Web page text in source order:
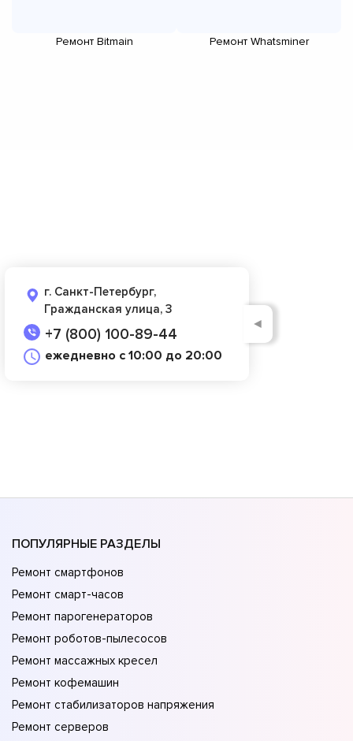
Ремонт Bitmain Ремонт Whatsminer
г. Санкт-Петербург,
Гражданская улица, 3
+7 (800) 100-89-44
ежедневно с 10:00 до 20:00
◄
ПОПУЛЯРНЫЕ РАЗДЕЛЫ
Ремонт смартфонов
Ремонт смарт-часов
Ремонт парогенераторов
Ремонт роботов-пылесосов
Ремонт массажных кресел
Ремонт кофемашин
Ремонт стабилизаторов напряжения
Ремонт серверов